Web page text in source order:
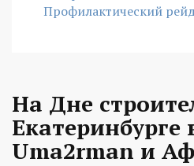
Профилактический
На Дне
Екатеринбурге
Uma2rman и